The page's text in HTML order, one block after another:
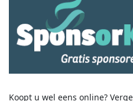
Koopt u wel eens online?